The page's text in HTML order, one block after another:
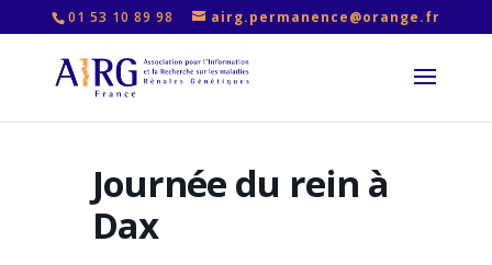
01 53 10 89 98 airg.permanence@orange.fr
Journée du rein à
Dax